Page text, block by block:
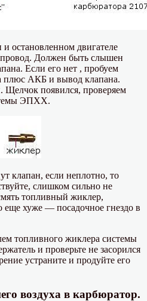
остановленном двигателе
провод. Должен быть слышен
Если его нет , пробуем
плюс АКБ и вывод клапана.
Щелчок появился, проверяем
ЭПХХ.
клапан, если неплотно, то
слишком сильно не
топливный жиклер,
еще хуже — посадочное гнездо в
топливного жиклера системы
и проверьте не засорился
устраните и продуйте его
воздуха в карбюратор.